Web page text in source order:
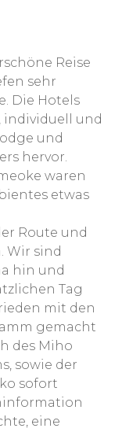
Reise
sehr
Die Hotels
individuell und
und
hervor.
waren
etwas
Route und
Wir sind
hin und
Tag
mit den
gemacht
des Miho
sowie der
sofort
eine